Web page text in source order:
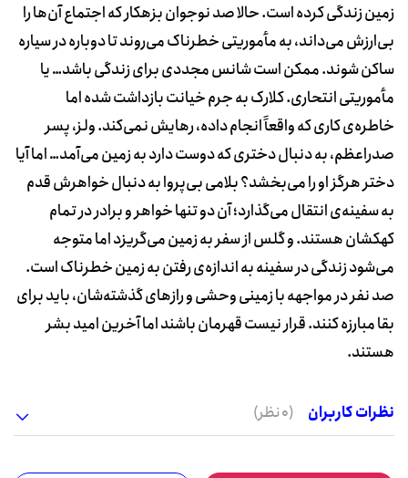
زمین زندگی کرده است. حالا صد نوجوان بزهکار که اجتماع آن‌ها را
بی‌ارزش می‌داند، به مأموریتی خطرناک می‌روند تا دوباره در سیاره
ساکن شوند. ممکن است شانس مجددی برای زندگی باشد… یا
مأموریتی انتحاری. کلارک به جرم خیانت بازداشت شده اما
خاطره‌ی کاری که واقعاً انجام داده، رهایش نمی‌کند. ولز، پسر
صدراعظم، به دنبال دختری که دوست دارد به زمین می‌آمد… اما آیا
دختر هرگز او را می‌بخشد؟ بلامی بی‌پروا به دنبال خواهرش قدم
به سفینه‌ی انتقال می‌گذارد؛ آن دو تنها خواهر و برادر در تمام
کهکشان هستند. و گلس از سفر به زمین می‌گریزد اما متوجه
می‌شود زندگی در سفینه به اندازه‌ی رفتن به زمین خطرناک است.
صد نفر در مواجهه با زمینی وحشی و رازهای گذشته‌شان، باید برای
بقا مبارزه کنند. قرار نیست قهرمان باشند اما آخرین امید بشر
هستند.
نظرات کاربران (0 نظر)